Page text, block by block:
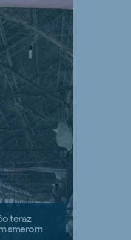
teraz
smerom